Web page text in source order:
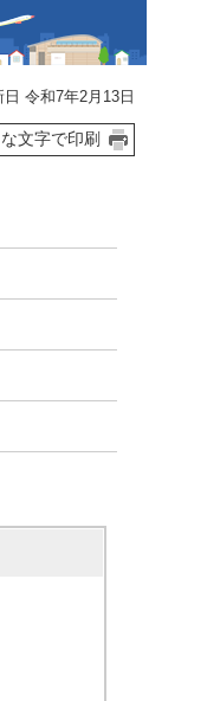
令和7年2月13日
文字で印刷